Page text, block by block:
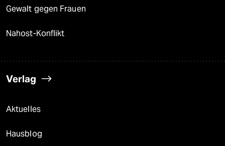
Gewalt gegen Frauen
Nahost-Konflikt
Verlag
Aktuelles
Hausblog